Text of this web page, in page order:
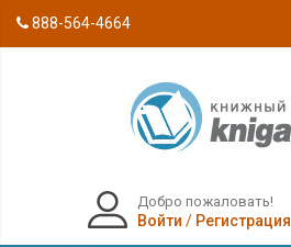
888-564-4664
Добро пожаловать!
Войти / Регистрация